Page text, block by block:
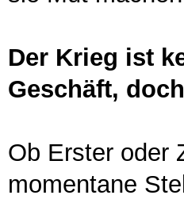
Der Krieg ist
Geschäft,
Ob Erster oder
momentane